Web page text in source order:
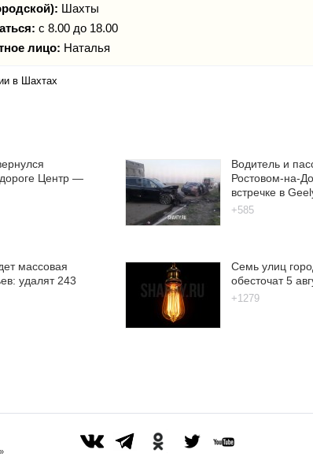
Шахты
с 8.00 до 18.00
лицо: Наталья
в Шахтах
Центр —
Водитель и
Ростовом-на-
встречке в
+585
массовая
удалят 243
Семь улиц
обесточат 5
+1279